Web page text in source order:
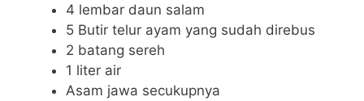
4 lembar daun salam
5 Butir telur ayam yang sudah direbus
2 batang sereh
1 liter air
Asam jawa secukupnya